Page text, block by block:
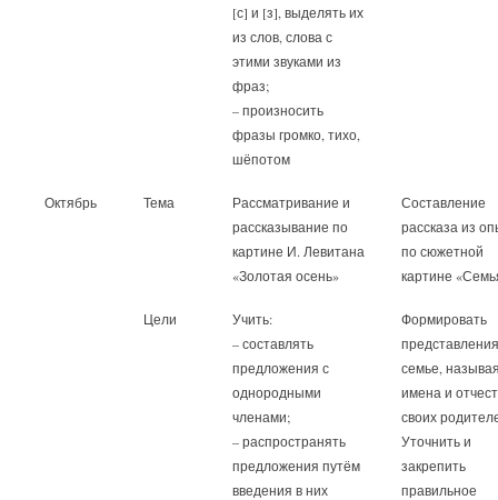
[с] и [з], выделять их
из слов, слова с
этими звуками из
фраз;
– произносить
фразы громко, тихо,
шёпотом
Октябрь Тема
Рассматривание и
рассказывание по
картине И. Левитана
«Золотая осень»
Составление
рассказа из
по сюжетной
картине
Цели
Учить:
– составлять
предложения с
однородными
членами;
– распространять
предложения путём
введения в них
Формировать
семье,
имена и
своих
Уточнить и
закрепить
правильное